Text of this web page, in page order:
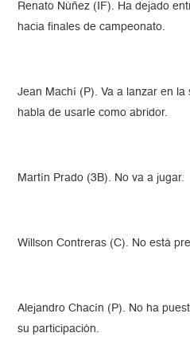
Renato Núñez (IF). Ha dejado
hacia finales de campeonato.
Jean Machí (P). Va a lanzar en
habla de usarle como abridor.
Martín Prado (3B). No va a jugar.
Willson Contreras (C). No está
Alejandro Chacín (P). No ha
su participación.